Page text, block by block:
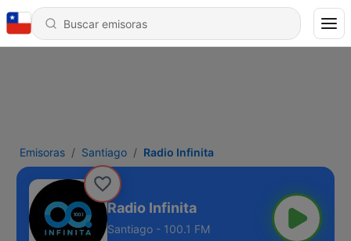
Emisoras Santiago Radio Infinita
Radio Infinita
Santiago - 100.1 FM